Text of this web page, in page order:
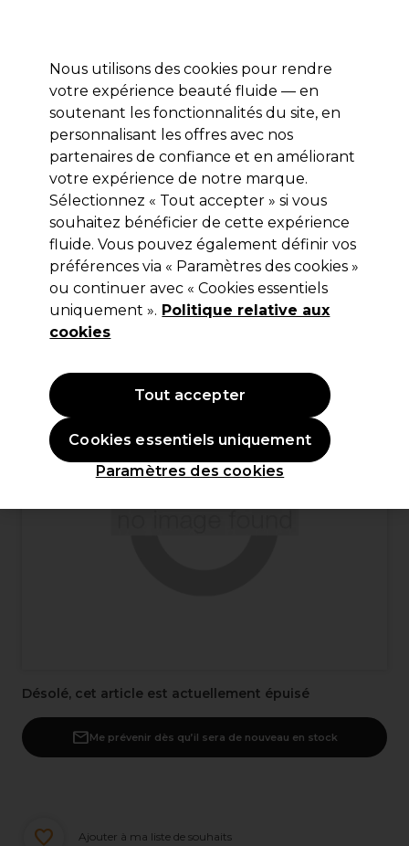
Se connecter
Marques Bons plans Coiffure Electro et Matériel
Livraison et délais
lire la suite
Panasonic Sabot pour Tondeuse ER
1512 Simple
0 )
Non applicableHors TVA (TARIF
PROFESSIONNEL)
Désolé, cet article est actuellement épuisé
Me prévenir dès qu’il sera de nouveau en stock
Ajouter à ma liste de souhaits
Nous utilisons des cookies pour rendre
votre expérience beauté fluide — en
soutenant les fonctionnalités du site, en
personnalisant les offres avec nos
partenaires de confiance et en améliorant
votre expérience de notre marque.
Sélectionnez « Tout accepter » si vous
souhaitez bénéficier de cette expérience
fluide. Vous pouvez également définir vos
préférences via « Paramètres des cookies »
ou continuer avec « Cookies essentiels
uniquement ». Politique relative aux
cookies
Paramètres des cookies
Cookies essentiels uniquement
Tout accepter